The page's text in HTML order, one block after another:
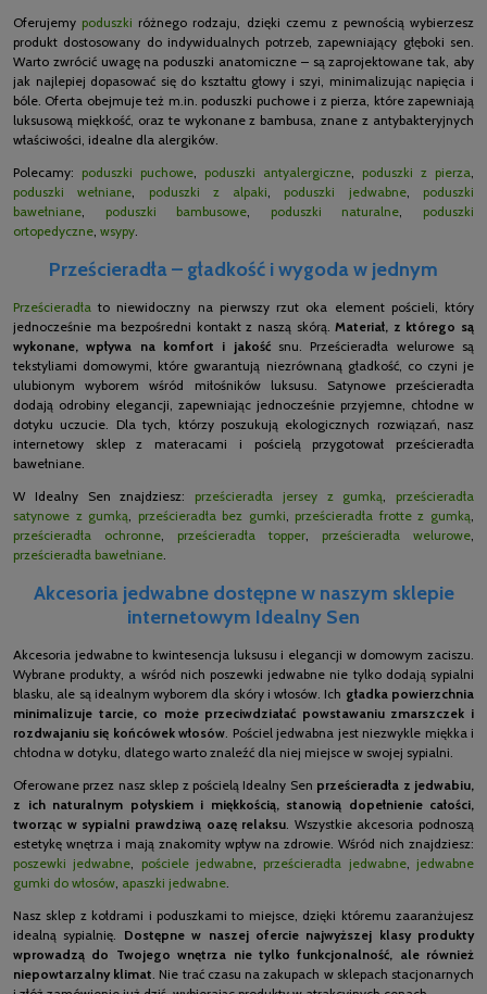
Oferujemy poduszki różnego rodzaju, dzięki czemu z pewnością wybierzesz
produkt dostosowany do indywidualnych potrzeb, zapewniający głęboki sen.
Warto zwrócić uwagę na poduszki anatomiczne – są zaprojektowane tak, aby
jak najlepiej dopasować się do kształtu głowy i szyi, minimalizując napięcia i
bóle. Oferta obejmuje też m.in. poduszki puchowe i z pierza, które zapewniają
luksusową miękkość, oraz te wykonane z bambusa, znane z antybakteryjnych
właściwości, idealne dla alergików.
Polecamy: poduszki puchowe poduszki antyalergiczne poduszki z pierza
poduszki wełniane
poduszki z alpaki poduszki jedwabne, poduszki
bawełniane
poduszki bambusowe poduszki naturalne
poduszki
ortopedyczne wsypy
Prześcieradła – gładkość i wygoda w jednym
Prześcieradła to niewidoczny na pierwszy rzut oka element pościeli, który
jednocześnie ma bezpośredni kontakt z naszą skórą.Materiał, z którego są
wykonane, wpływa na komfort i jakośćsnu. Prześcieradła welurowe są
tekstyliami domowymi, które gwarantują niezrównaną gładkość, co czyni je
ulubionym wyborem wśród miłośników luksusu. Satynowe prześcieradła
dodają odrobiny elegancji, zapewniając jednocześnie przyjemne, chłodne w
dotyku uczucie. Dla tych, którzy poszukują ekologicznych rozwiązań, nasz
internetowy sklep z materacami i pościelą przygotował prześcieradła
bawełniane.
W Idealny Sen znajdziesz: prześcieradła jersey z gumką
prześcieradła
satynowe z gumką
prześcieradła bez gumki prześcieradła frotte z gumką
prześcieradła ochronne
prześcieradła topper prześcieradła welurowe
prześcieradła bawełniane
Akcesoria jedwabne dostępne w naszym sklepie
internetowym Idealny Sen
Akcesoria jedwabne to kwintesencja luksusu i elegancji w domowym zaciszu.
Wybrane produkty, a wśród nich poszewki jedwabne nie tylko dodają sypialni
blasku, ale są idealnym wyborem dla skóry i włosów. Ich gładka powierzchnia
minimalizuje tarcie, co może przeciwdziałać powstawaniu zmarszczek i
rozdwajaniu się końcówek włosów . Pościel jedwabna jest niezwykle miękka i
chłodna w dotyku, dlatego warto znaleźć dla niej miejsce w swojej sypialni.
Oferowane przez nasz sklep z pościelą Idealny Sen prześcieradła z jedwabiu,
z ich naturalnym połyskiem i miękkością, stanowią dopełnienie całości,
tworząc w sypialni prawdziwą oazę relaksu . Wszystkie akcesoria podnoszą
estetykę wnętrza i mają znakomity wpływ na zdrowie. Wśród nich znajdziesz:
poszewki jedwabne
pościele jedwabne prześcieradła jedwabne, jedwabne
gumki do włosów apaszki jedwabne
Nasz sklep z kołdrami i poduszkami to miejsce, dzięki któremu zaaranżujesz
idealną sypialnię. Dostępne w naszej ofercie najwyższej klasy produkty
wprowadzą do Twojego wnętrza nie tylko funkcjonalność, ale również
niepowtarzalny klimat . Nie trać czasu na zakupach w sklepach stacjonarnych